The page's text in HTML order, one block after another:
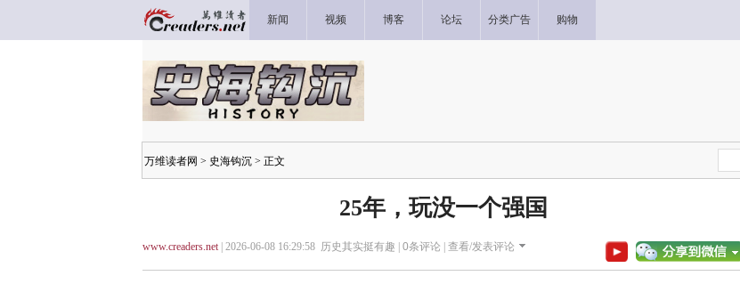
新闻 视频 博客 论坛 分类广告 购物
万维读者网 > 史海钩沉 > 正文
25年，玩没一个强国
www.creaders.net| 2026-06-08 16:29:58 历史其实挺有趣 | 0条评论 | 查看/发表评论